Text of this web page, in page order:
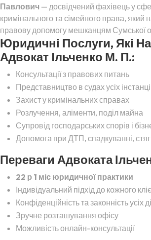
Павлович — досвідчений фахівець у
кримінального та сімейного права, який
правову допомогу мешканцям Сумської
Юридичні Послуги, Які
Адвокат Ільченко М. П.:
Консультації з правових питань
Представництво в судах усіх
Захист у кримінальних справах
Розлучення, аліменти, поділ майна
Супровід господарських спорів і
Допомога при ДТП, спадкуванні,
Переваги Адвоката
22 р 1 міс юридичної практики
Індивідуальний підхід до кожного
Конфіденційність та законність усіх
Зручне розташування офісу
Можливість онлайн-консультації